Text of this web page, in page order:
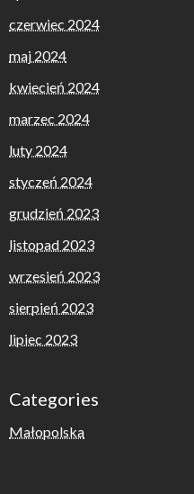
czerwiec 2024
maj 2024
kwiecień 2024
marzec 2024
luty 2024
styczeń 2024
grudzień 2023
listopad 2023
wrzesień 2023
sierpień 2023
lipiec 2023
Categories
Małopolska